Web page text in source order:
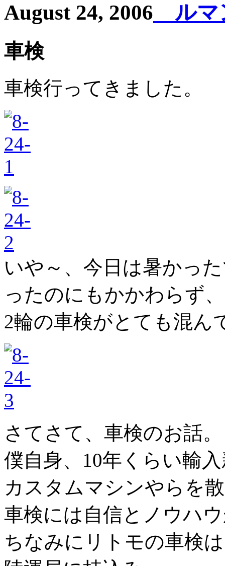
August 24, 2006 ルマ
車検
車検行ってきました。
いや～、今日は暑かっ
ったのにもかかわらず、
2輪の車検がとても混ん
さてさて、車検のお話。
僕自身、10年くらい輸
カスタムマシンやらを
車検には自信とノウハ
ちなみにリトモの車検